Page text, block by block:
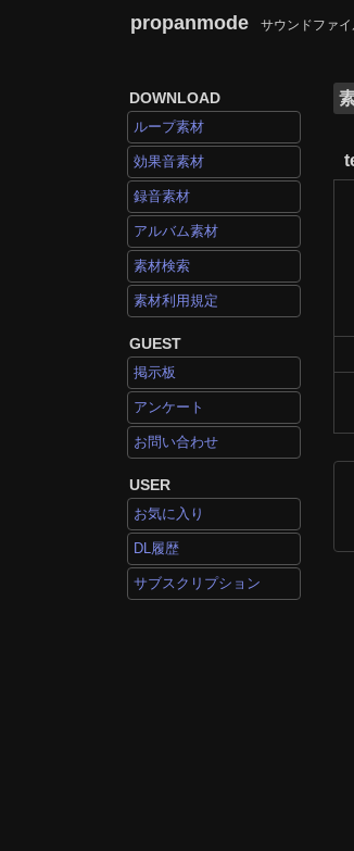
propanmode サウンドファ
DOWNLOAD
ループ素材
効果音素材
録音素材
アルバム素材
素材検索
素材利用規定
GUEST
掲示板
アンケート
お問い合わせ
USER
お気に入り
DL履歴
サブスクリプション